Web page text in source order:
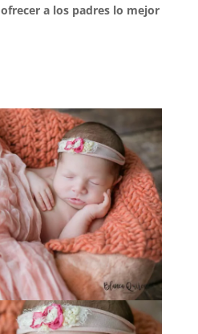
ofrecer a los padres lo mejor